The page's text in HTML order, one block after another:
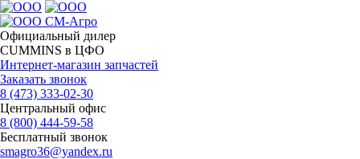
Официальный дилер
CUMMINS в ЦФО
Интернет-магазин запчастей
Заказать звонок
8 (473) 333-02-30
Центральный офис
8 (800) 444-59-58
Бесплатный звонок
smagro36@yandex.ru